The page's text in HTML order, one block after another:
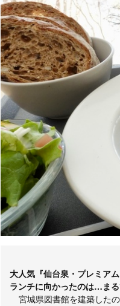
大人気『仙台泉・プレミア
ランチに向かったのは…ま
宮城県図書館を建築した